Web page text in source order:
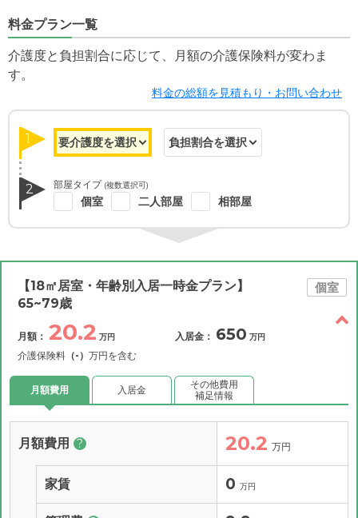
料金プラン一覧
介護度と負担割合に応じて、月額の介護保険料が変わま
す。
料金の総額を見積もり・お問い合わせ
1
2 部屋タイプ (複数選択可)
個室 二人部屋 相部屋
【18㎡居室・年齢別入居一時金プラン】
65~79歳
個室
月額： 20.2 万円
介護保険料 （-） 万円を含む
入居金： 650 万円
月額費用 入居金
その他費用
補足情報
月額費用 ? 20.2 万円
家賃 0 万円